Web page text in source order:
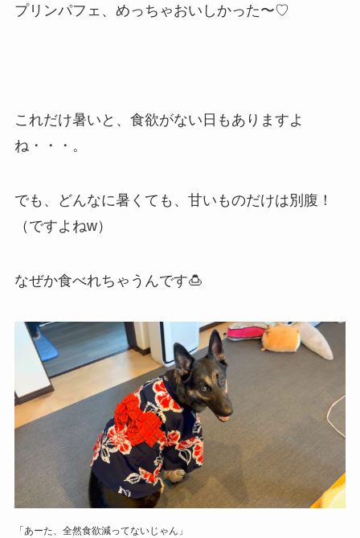
プリンパフェ、めっちゃおいしかった〜♡
これだけ暑いと、食欲がない日もありますよ
ね・・・。
でも、どんなに暑くても、甘いものだけは別腹！
（ですよねw）
なぜか食べれちゃうんです🍮
「あーた、全然食欲減ってないじゃん」